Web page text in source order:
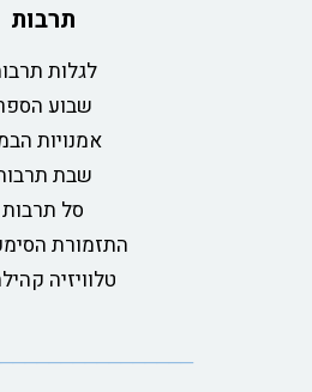
תרבות
לגלות
שבוע
אמנויות
שבת
סל תרבות
התזמורת
טלוויזיה